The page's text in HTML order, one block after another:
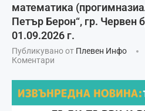
математика
Петър Берон“, гр. Червен
01.09.2026 г.
Публикувано от Плевен Инфо
Коментари